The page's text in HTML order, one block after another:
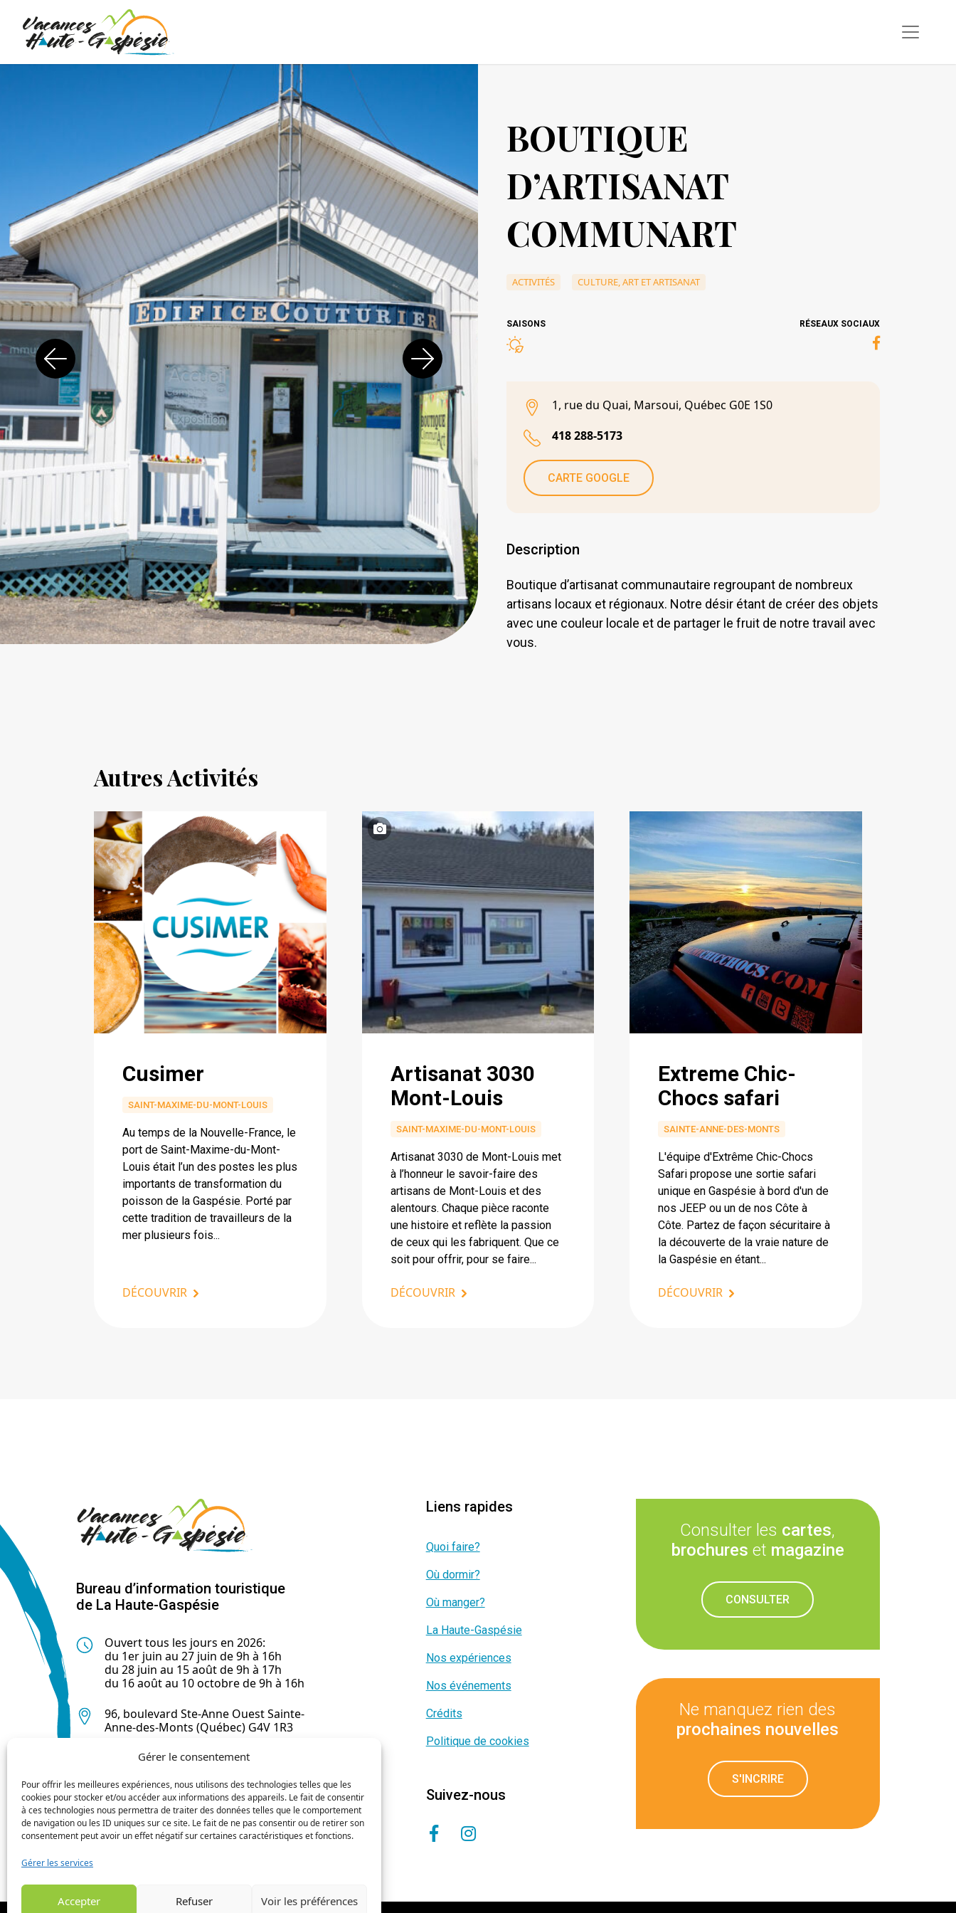
Gérer le consentement
Pour offrir les meilleures expériences, nous utilisons des technologies telles que les
cookies pour stocker et/ou accéder aux informations des appareils. Le fait de consentir
à ces technologies nous permettra de traiter des données telles que le comportement
de navigation ou les ID uniques sur ce site. Le fait de ne pas consentir ou de retirer son
consentement peut avoir un effet négatif sur certaines caractéristiques et fonctions.
Gérer les services
Accepter Refuser Voir les préférences
BOUTIQUE
D’ARTISANAT
COMMUNART
ACTIVITÉS CULTURE, ART ET ARTISANAT
SAISONS RÉSEAUX SOCIAUX
1, rue du Quai, Marsoui, Québec G0E 1S0
418 288-5173
CARTE GOOGLE
Description
Boutique d’artisanat communautaire regroupant de nombreux
artisans locaux et régionaux. Notre désir étant de créer des objets
avec une couleur locale et de partager le fruit de notre travail avec
vous.
Autres Activités
Cusimer
SAINT-MAXIME-DU-MONT-LOUIS
Au temps de la Nouvelle-France, le
port de Saint-Maxime-du-Mont-
Louis était l’un des postes les plus
importants de transformation du
poisson de la Gaspésie. Porté par
cette tradition de travailleurs de la
mer plusieurs fois...
DÉCOUVRIR
Artisanat 3030
Mont-Louis
SAINT-MAXIME-DU-MONT-LOUIS
Artisanat 3030 de Mont-Louis met
à l’honneur le savoir-faire des
artisans de Mont-Louis et des
alentours. Chaque pièce raconte
une histoire et reflète la passion
de ceux qui les fabriquent. Que ce
soit pour offrir, pour se faire...
DÉCOUVRIR
Extreme Chic-
Chocs safari
SAINTE-ANNE-DES-MONTS
L'équipe d'Extrême Chic-Chocs
Safari propose une sortie safari
unique en Gaspésie à bord d'un de
nos JEEP ou un de nos Côte à
Côte. Partez de façon sécuritaire à
la découverte de la vraie nature de
la Gaspésie en étant...
DÉCOUVRIR
Bureau d’information touristique
de La Haute-Gaspésie
Ouvert tous les jours en 2026:
du 1er juin au 27 juin de 9h à 16h
du 28 juin au 15 août de 9h à 17h
du 16 août au 10 octobre de 9h à 16h
96, boulevard Ste-Anne Ouest Sainte-
Anne-des-Monts (Québec) G4V 1R3
418 763-0044
Liens rapides
Quoi faire?
Où dormir?
Où manger?
La Haute-Gaspésie
Nos expériences
Nos événements
Crédits
Politique de cookies
Suivez-nous
Consulter les cartes,
brochures et magazine
CONSULTER
Ne manquez rien des
prochaines nouvelles
S'INCRIRE